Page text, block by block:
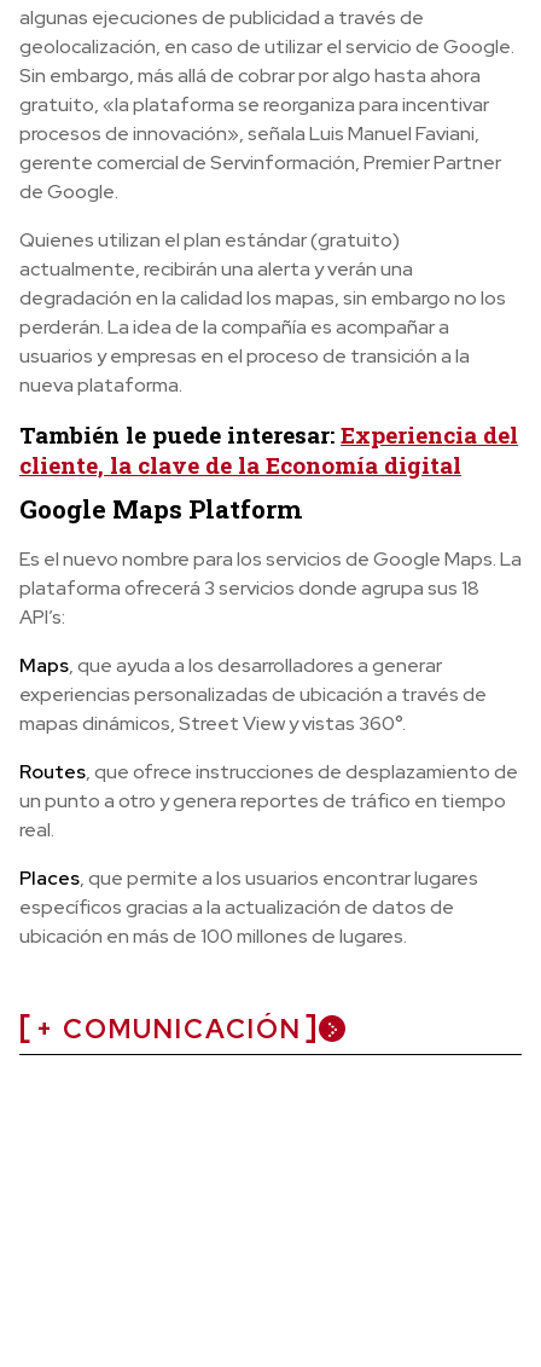
algunas ejecuciones de publicidad a través de
geolocalización, en caso de utilizar el servicio de Google.
Sin embargo, más allá de cobrar por algo hasta ahora
gratuito, «la plataforma se reorganiza para incentivar
procesos de innovación», señala Luis Manuel Faviani,
gerente comercial de Servinformación, Premier Partner
de Google.
Quienes utilizan el plan estándar (gratuito)
actualmente, recibirán una alerta y verán una
degradación en la calidad los mapas, sin embargo no los
perderán. La idea de la compañía es acompañar a
usuarios y empresas en el proceso de transición a la
nueva plataforma.
También le puede interesar: Experiencia del
cliente, la clave de la Economía digital
Google Maps Platform
Es el nuevo nombre para los servicios de Google Maps. La
plataforma ofrecerá 3 servicios donde agrupa sus 18
API’s:
Maps, que ayuda a los desarrolladores a generar
experiencias personalizadas de ubicación a través de
mapas dinámicos, Street View y vistas 360°.
Routes, que ofrece instrucciones de desplazamiento de
un punto a otro y genera reportes de tráfico en tiempo
real.
Places, que permite a los usuarios encontrar lugares
específicos gracias a la actualización de datos de
ubicación en más de 100 millones de lugares.
+ COMUNICACIÓN